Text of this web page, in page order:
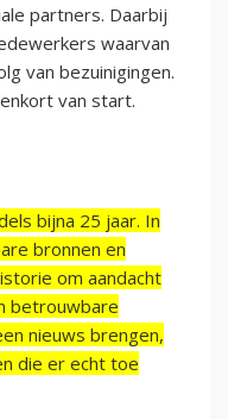
partners. Daarbij
waarvan
van bezuinigingen.
van start.
bijna 25 jaar. In
bronnen en
om aandacht
betrouwbare
nieuws brengen,
die er echt toe